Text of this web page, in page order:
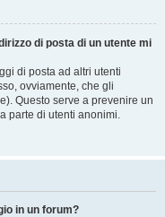
di posta di un utente mi
di posta ad altri utenti
ovviamente, che gli
Questo serve a prevenire un
parte di utenti anonimi.
in un forum?